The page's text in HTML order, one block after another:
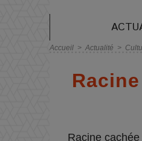
Accueil > Actualité >
Racine